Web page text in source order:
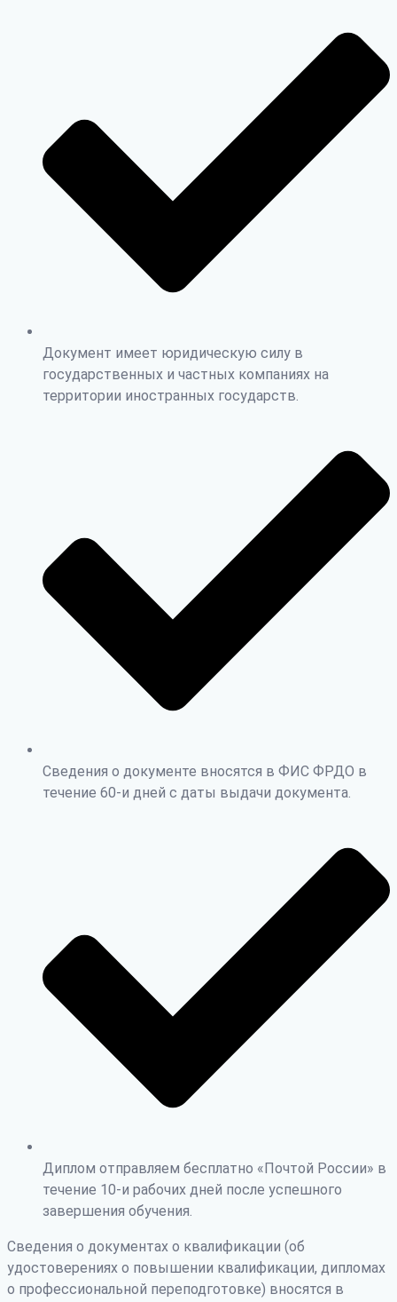
Документ имеет юридическую силу в
государственных и частных компаниях на
территории иностранных государств.
Сведения о документе вносятся в ФИС ФРДО в
течение 60-и дней с даты выдачи документа.
Диплом отправляем бесплатно «Почтой России» в
течение 10-и рабочих дней после успешного
завершения обучения.
Сведения о документах о квалификации (об
удостоверениях о повышении квалификации, дипломах
о профессиональной переподготовке) вносятся в